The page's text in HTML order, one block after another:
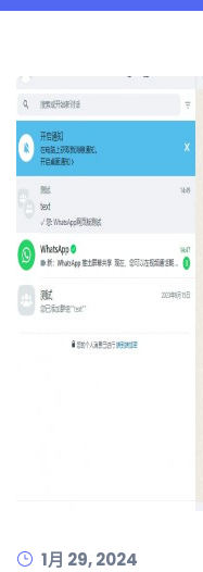
1月 29, 2024